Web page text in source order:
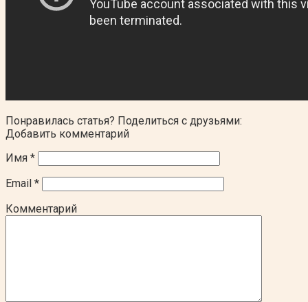
Понравилась статья? Поделиться с друзьями:
Добавить комментарий
Имя *
Email *
Комментарий